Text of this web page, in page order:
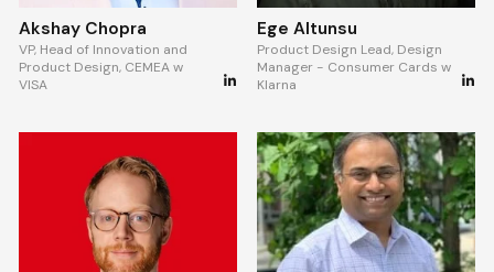
Akshay Chopra
VP, Head of Innovation and
Product Design, CEMEA w
VISA
Ege Altunsu
Product Design Lead, Design
Manager - Consumer Cards w
Klarna